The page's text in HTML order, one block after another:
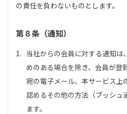
の責任を負わないものとします。
第８条（通知）
1. 当社からの会員に対する通知は
めのある場合を除き、会員が登
宛の電子メール、本サービス上
認めるその他の方法（プッシュ
ます。